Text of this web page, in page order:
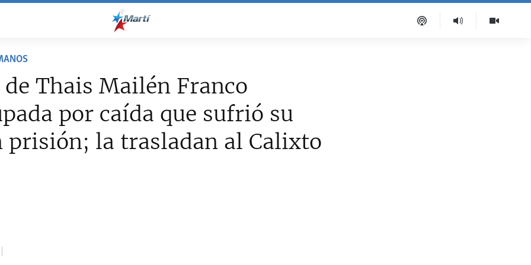
Thais Mailén Franco
por caída que sufrió su
prisión; la trasladan al Calixto